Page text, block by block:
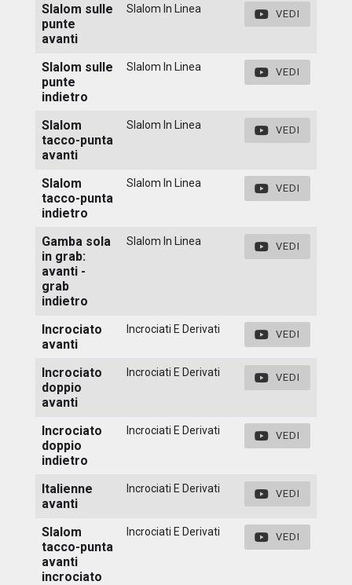
Slalom sulle
punte
avanti
Slalom In Linea VEDI
Slalom sulle
punte
indietro
Slalom In Linea VEDI
Slalom
tacco-punta
avanti
Slalom In Linea VEDI
Slalom
tacco-punta
indietro
Slalom In Linea VEDI
Gamba sola
in grab:
avanti -
grab
indietro
Slalom In Linea VEDI
Incrociato
avanti
Incrociati E Derivati VEDI
Incrociato
doppio
avanti
Incrociati E Derivati VEDI
Incrociato
doppio
indietro
Incrociati E Derivati VEDI
Italienne
avanti
Incrociati E Derivati VEDI
Slalom
tacco-punta
avanti
incrociato
Incrociati E Derivati VEDI